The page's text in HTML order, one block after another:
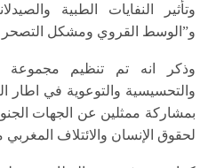
وتأثير النفايات الطبية
و”الوسط القروي ومشكل التصحر
وذكر انه تم تنظيم مجموعة
والتحسيسية والتوعوية في اطار
بمشاركة ممثلين عن الجهات
لحقوق الإنسان والائتلاف المغربي